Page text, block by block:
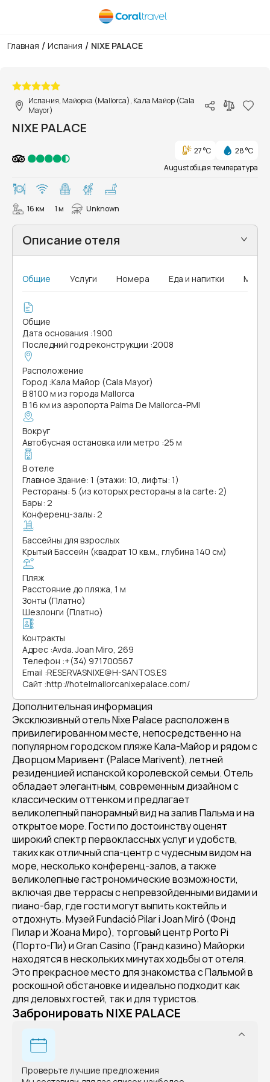
Главная / Испания / NIXE PALACE
Испания, Майорка (Mallorca), Кала Майор (Cala
Mayor)
NIXE PALACE
27 °C
28 °C
August общая температура
16 км 1 м Unknown
Описание отеля
Общие Услуги Номера Еда и напитки Мыши
Общие
Дата основания :1900
Последний год реконструкции :2008
Расположение
Город :Кала Майор (Cala Mayor)
В 8100 м из города Mallorca
В 16 км из аэропорта Palma De Mallorca-PMI
Вокруг
Автобусная остановка или метро :25 м
В отеле
Главное Здание: 1 (этажи: 10, лифты: 1)
Рестораны: 5 (из которых рестораны a la carte: 2)
Бары: 2
Конференц-залы: 2
Бассейны для взрослых
Крытый Бассейн (квадрат 10 кв.м., глубина 140 см)
Пляж
Расстояние до пляжа, 1 м
Зонты (Платно)
Шезлонги (Платно)
Контракты
Адрес :Avda. Joan Miro, 269
Телефон :+(34) 971700567
Email :RESERVASNIXE@H-SANTOS.ES
Сайт :http://hotelmallorcanixepalace.com/
Дополнительная информация
Эксклюзивный отель Nixe Palace расположен в
привилегированном месте, непосредственно на
популярном городском пляже Кала-Майор и рядом с
Дворцом Маривент (Palace Marivent), летней
резиденцией испанской королевской семьи. Отель
обладает элегантным, современным дизайном с
классическим оттенком и предлагает
великолепный панорамный вид на залив Пальма и на
открытое море. Гости по достоинству оценят
широкий спектр первоклассных услуг и удобств,
таких как отличный спа-центр с чудесным видом на
море, несколько конференц-залов, а также
великолепные гастрономические возможности,
включая две террасы с непревзойденными видами и
пиано-бар, где гости могут выпить коктейль и
отдохнуть. Музей Fundació Pilar i Joan Miró (Фонд
Пилар и Жоана Миро), торговый центр Porto Pi
(Порто-Пи) и Gran Casino (Гранд казино) Майорки
находятся в нескольких минутах ходьбы от отеля.
Это прекрасное место для знакомства с Пальмой в
роскошной обстановке и идеально подходит как
для деловых гостей, так и для туристов.
Забронировать NIXE PALACE
Проверьте лучшие предложения